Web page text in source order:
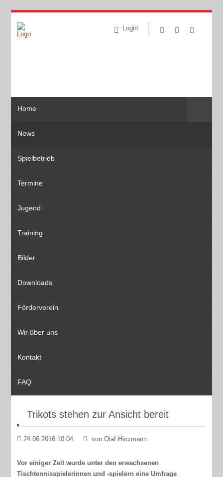
Login
Home
News
Spielbetrieb
Termine
Jugend
Training
Bilder
Downloads
Förderverein
Wir über uns
Kontakt
FAQ
Suche
Trikots stehen zur Ansicht bereit
24.06.2016 10:04 von Olaf Hinzmann
Vor einiger Zeit wurde unter den erwachsenen
Tischtennisspielerinnen und -spielern eine Umfrage